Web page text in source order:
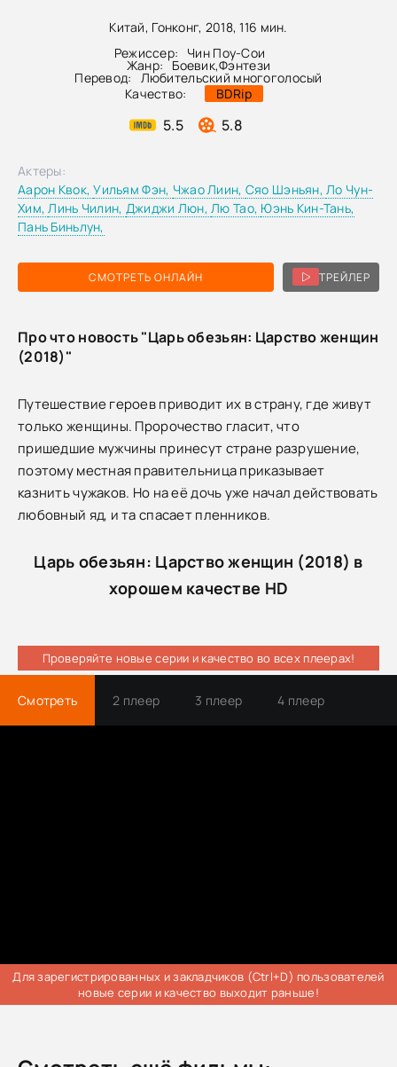
Китай, Гонконг, 2018, 116 мин.
Режиссер:
Чин Поу-Сои
Жанр: Боевик,Фэнтези
Перевод:
Любительский многоголосый
Качество:
BDRip
5.5 5.8
СМОТРЕТЬ ОНЛАЙН ТРЕЙЛЕР
Актеры:
Аарон Квок,Уильям Фэн, Чжао Лиин, Сяо Шэньян,Ло Чун-
Хим,Линь Чилин, Джиджи Люн,Лю Тао, Юэнь Кин-Тань,
Пань Биньлун,
Про что новость "Царь обезьян: Царство женщин
(2018)"
Путешествие героев приводит их в страну, где живут
только женщины. Пророчество гласит, что
пришедшие мужчины принесут стране разрушение,
поэтому местная правительница приказывает
казнить чужаков. Но на её дочь уже начал действовать
любовный яд, и та спасает пленников.
Царь обезьян: Царство женщин (2018) в
хорошем качестве HD
Проверяйте новые серии и качество во всех плеерах!
Смотреть 2 плеер 3 плеер 4 плеер
Для зарегистрированных и закладчиков (Ctrl+D) пользователей
новые серии и качество выходит раньше!